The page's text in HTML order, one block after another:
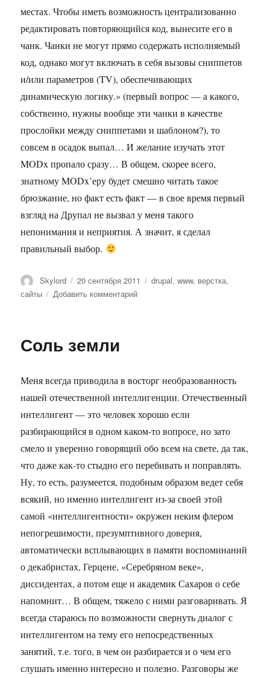
местах. Чтобы иметь возможность централизованно
редактировать повторяющийся код, вынесите его в
чанк. Чанки не могут прямо содержать исполняемый
код, однако могут включать в себя вызовы сниппетов
и/или параметров (TV), обеспечивающих
динамическую логику.» (первый вопрос — а какого,
собственно, нужны вообще эти чанки в качестве
прослойки между сниппетами и шаблоном?), то
совсем в осадок выпал… И желание изучать этот
MODx пропало сразу… В общем, скорее всего,
знатному MODx’еру будет смешно читать такое
брюзжание, но факт есть факт — в свое время первый
взгляд на Друпал не вызвал у меня такого
непонимания и неприятия. А значит, я сделал
правильный выбор.
Автор
Skylord Опубликовано
20 сентября 2011 Метки
drupal,www, верстка,
сайты
Добавить комментарийк
Соль земли
Меня всегда приводила в восторг необразованность
нашей отечественной интеллигенции. Отечественный
интеллигент — это человек хорошо если
разбирающийся в одном каком-то вопросе, но зато
смело и уверенно говорящий обо всем на свете, да так,
что даже как-то стыдно его перебивать и поправлять.
Ну, то есть, разумеется, подобным образом ведет себя
всякий, но именно интеллигент из-за своей этой
самой «интеллигентности» окружен неким флером
непогрешимости, презумптивного доверия,
автоматически всплывающих в памяти воспоминаний
о декабристах, Герцене, «Серебряном веке»,
диссидентах, а потом еще и академик Сахаров о себе
напомнит… В общем, тяжело с ними разговаривать. Я
всегда стараюсь по возможности свернуть диалог с
интеллигентом на тему его непосредственных
занятий, т.е. того, в чем он разбирается и о чем его
слушать именно интересно и полезно. Разговоры же